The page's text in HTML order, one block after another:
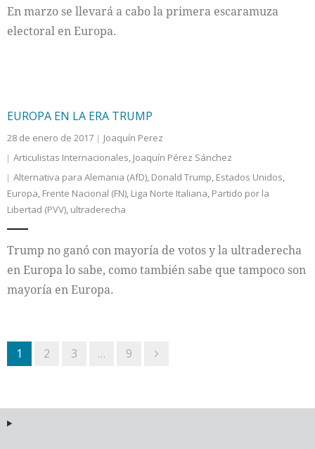
En marzo se llevará a cabo la primera escaramuza
electoral en Europa.
EUROPA EN LA ERA TRUMP
28 de enero de 2017
Joaquín Perez
Articulistas Internacionales, Joaquín Pérez Sánchez
Alternativa para Alemania (AfD), Donald Trump, Estados Unidos,
Europa, Frente Nacional (FN), Liga Norte Italiana, Partido por la
Libertad (PVV), ultraderecha
Trump no ganó con mayoría de votos y la ultraderecha
en Europa lo sabe, como también sabe que tampoco son
mayoría en Europa.
1 2 3 … 9